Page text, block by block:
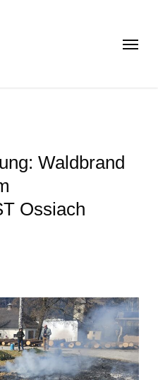
Menu
Waldbrand
Ossiach